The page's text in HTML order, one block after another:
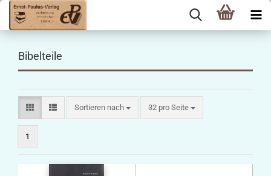
Bibelteile
Sortieren nach
Sortieren nach 32 pro Seite
pro Seite
1